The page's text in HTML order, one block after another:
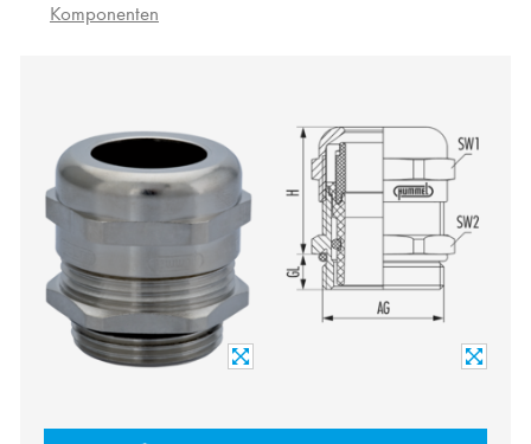
Komponenten